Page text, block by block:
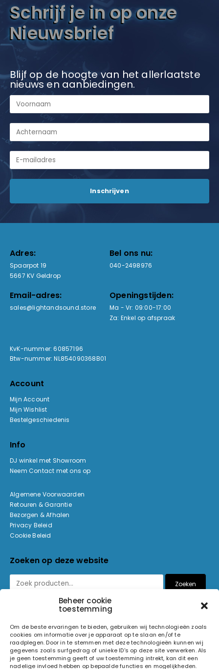
Beheer cookie
toestemming
Om de beste ervaringen te bieden, gebruiken wij technologieën zoals
cookies om informatie over je apparaat op te slaan en/of te
raadplegen. Door in te stemmen met deze technologieën kunnen wij
gegevens zoals surfgedrag of unieke ID's op deze site verwerken. Als
je geen toestemming geeft of uw toestemming intrekt, kan dit een
nadelige invloed hebben op bepaalde functies en mogelijkheden.
Schrijf je in op onze
Nieuwsbrief
Blijf op de hoogte van het allerlaatste
nieuws en aanbiedingen.
Adres:
Spaarpot 19
5667 KV Geldrop
Bel ons nu:
040-2498976
Email-adres:
sales@lightandsound.store
Openingstijden:
Ma - Vr: 09:00-17:00
Za: Enkel op afspraak
KvK-nummer: 60857196
Btw-nummer: NL854090368B01
Account
Mijn Account
Mijn Wishlist
Bestelgeschiedenis
Info
DJ winkel met Showroom
Neem Contact met ons op
Algemene Voorwaarden
Retouren & Garantie
Bezorgen & Afhalen
Privacy Beleid
Cookie Beleid
Zoeken op deze website
Zoeken